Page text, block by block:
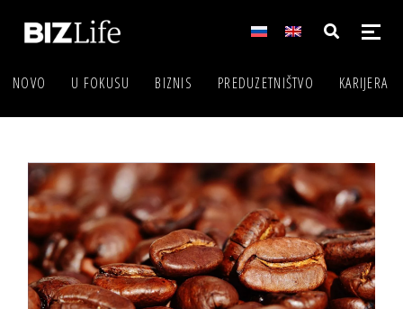
NOVO U FOKUSU BIZNIS PREDUZETNIŠTVO KARIJERA